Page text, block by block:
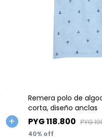
Remera polo de
corta, diseño anclas
PYG118.800 PYG
40